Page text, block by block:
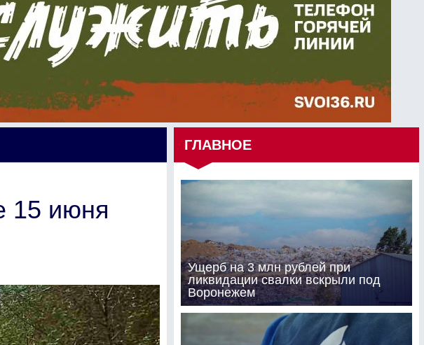
15 июня
ГЛАВНОЕ
Ущерб на 3 млн рублей при
ликвидации свалки вскрыли под
Воронежем